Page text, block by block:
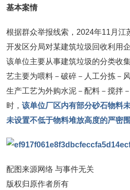
基本案情
根据群众举报线索，2024年11月江
开发区分局对某建筑垃圾回收利用
该单位主要从事建筑垃圾的分类收
艺主要为喂料－破碎－人工分拣－
生产工艺为外购水泥－配料－搅拌
时，该单位厂区内有部分砂石物料
未设置不低于物料堆放高度的严密
配图来源网络 与事件无关
版权归原作者所有